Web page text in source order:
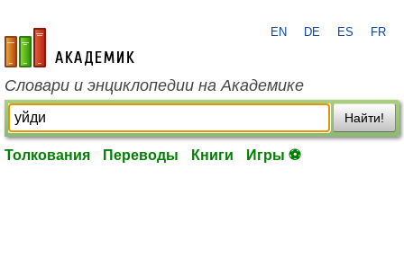
academic.ru
EN DE ES FR
Словари и энциклопедии на Академике
Найти!
Толкования Переводы Книги Игры ⚽